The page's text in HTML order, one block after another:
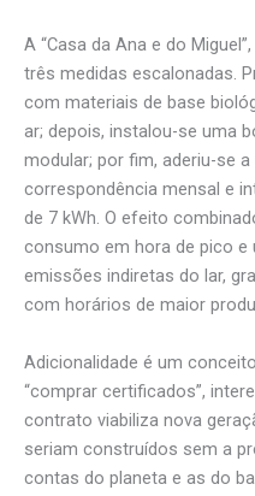
A “Casa da Ana e do
três medidas escalonadas.
com materiais de base
ar; depois, instalou-se uma
modular; por fim, aderiu-se
correspondência mensal e
de 7 kWh. O efeito
consumo em hora de pico e
emissões indiretas do lar,
com horários de maior
Adicionalidade é um
“comprar certificados”,
contrato viabiliza nova
seriam construídos sem a
contas do planeta e as do